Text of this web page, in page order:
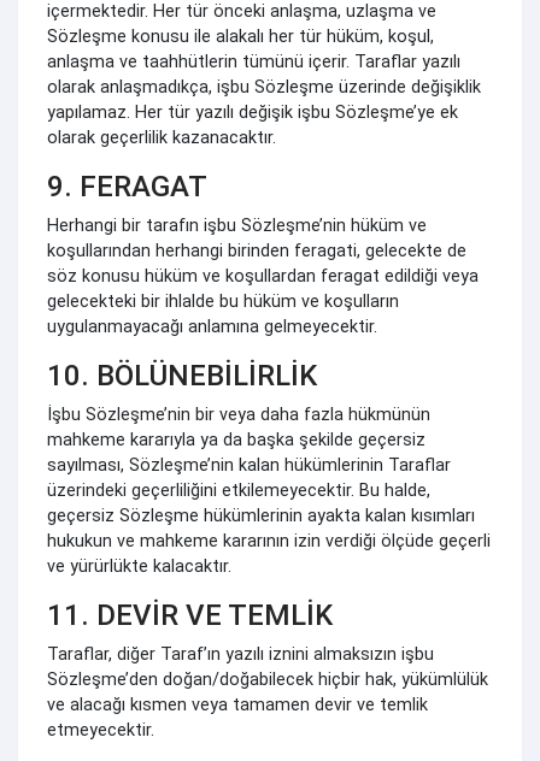
içermektedir. Her tür önceki anlaşma, uzlaşma ve
Sözleşme konusu ile alakalı her tür hüküm, koşul,
anlaşma ve taahhütlerin tümünü içerir. Taraflar yazılı
olarak anlaşmadıkça, işbu Sözleşme üzerinde değişiklik
yapılamaz. Her tür yazılı değişik işbu Sözleşme’ye ek
olarak geçerlilik kazanacaktır.
9. FERAGAT
Herhangi bir tarafın işbu Sözleşme’nin hüküm ve
koşullarından herhangi birinden feragati, gelecekte de
söz konusu hüküm ve koşullardan feragat edildiği veya
gelecekteki bir ihlalde bu hüküm ve koşulların
uygulanmayacağı anlamına gelmeyecektir.
10. BÖLÜNEBİLİRLİK
İşbu Sözleşme’nin bir veya daha fazla hükmünün
mahkeme kararıyla ya da başka şekilde geçersiz
sayılması, Sözleşme’nin kalan hükümlerinin Taraflar
üzerindeki geçerliliğini etkilemeyecektir. Bu halde,
geçersiz Sözleşme hükümlerinin ayakta kalan kısımları
hukukun ve mahkeme kararının izin verdiği ölçüde geçerli
ve yürürlükte kalacaktır.
11. DEVİR VE TEMLİK
Taraflar, diğer Taraf’ın yazılı iznini almaksızın işbu
Sözleşme’den doğan/doğabilecek hiçbir hak, yükümlülük
ve alacağı kısmen veya tamamen devir ve temlik
etmeyecektir.